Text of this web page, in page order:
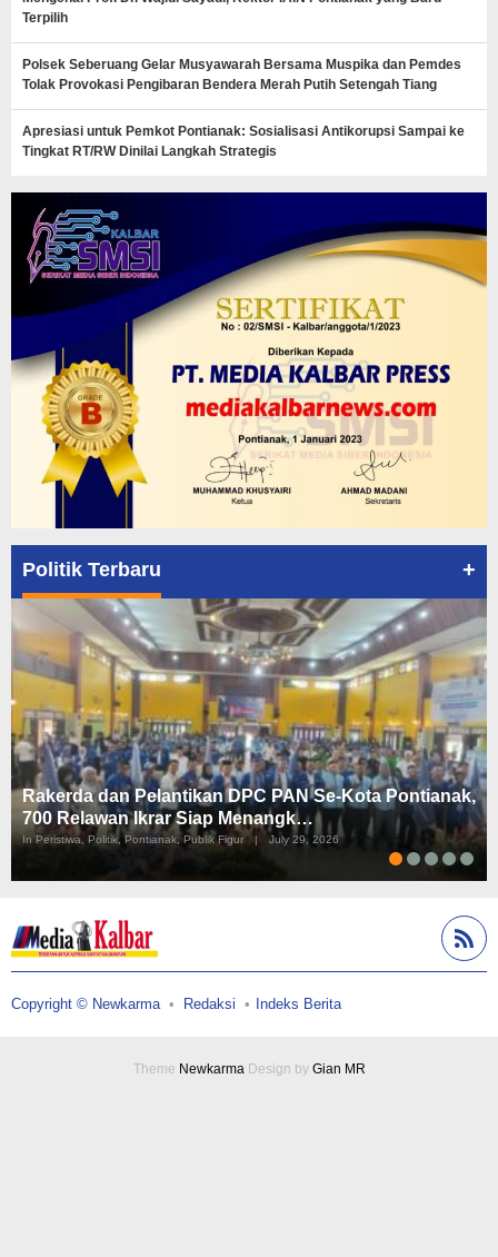
Terpilih
Polsek Seberuang Gelar Musyawarah Bersama Muspika dan Pemdes
Tolak Provokasi Pengibaran Bendera Merah Putih Setengah Tiang
Apresiasi untuk Pemkot Pontianak: Sosialisasi Antikorupsi Sampai ke
Tingkat RT/RW Dinilai Langkah Strategis
Politik Terbaru +
Rakerda dan Pelantikan DPC PAN Se-Kota Pontianak,
700 Relawan Ikrar Siap Menangk…
In Peristiwa, Politik, Pontianak, Publik Figur July 29, 2026
Copyright © Newkarma Redaksi Indeks Berita
Theme NewkarmaDesign by Gian MR